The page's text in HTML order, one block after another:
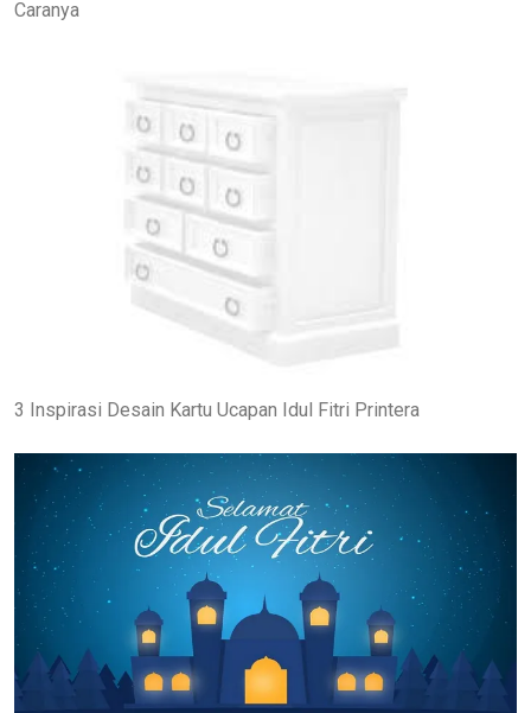
Caranya
3 Inspirasi Desain Kartu Ucapan Idul Fitri Printera